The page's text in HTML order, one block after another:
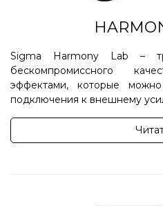
Sigma Harmony Lab –
бескомпромиссного
эффектами, которые
подключения к внешнему